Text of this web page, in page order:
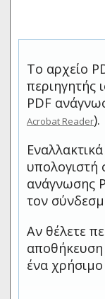
Το αρχείο
περιηγητής
PDF
Acrobat Reader).
υπολογιστή
ανάγνωσης
τον
Αν θέλετε
αποθήκευση
ένα χρήσιμο